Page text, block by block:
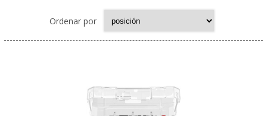
Ordenar por